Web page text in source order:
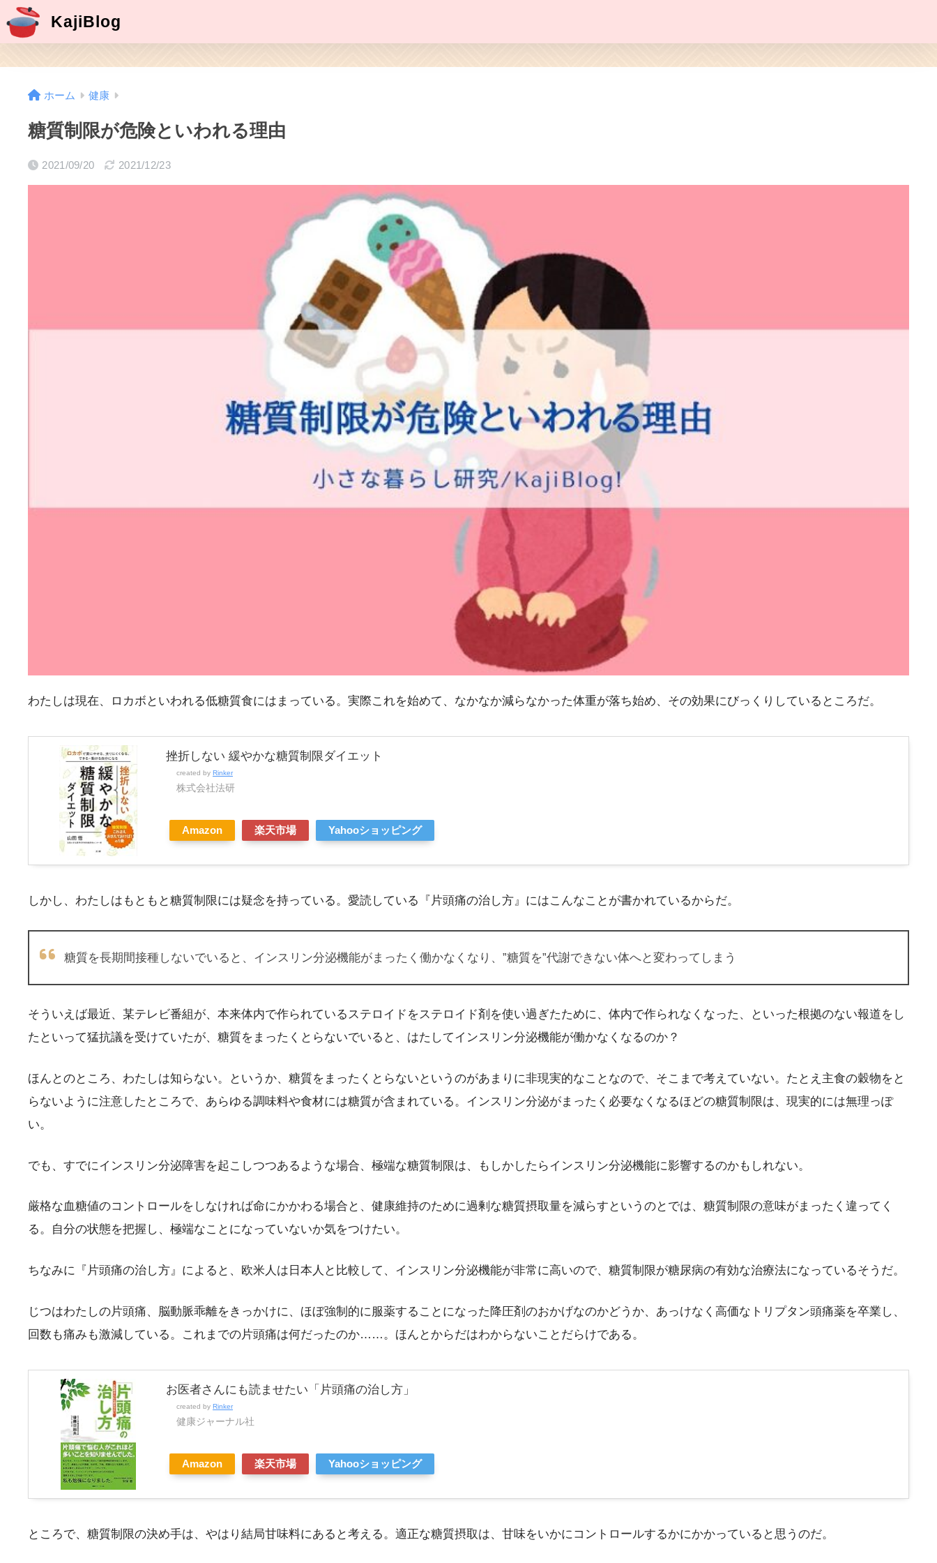
KajiBlog
ホーム 健康
糖質制限が危険といわれる理由
2021/09/20 2021/12/23
わたしは現在、ロカボといわれる低糖質食にはまっている。実際これを始めて、なかなか減らなかった体重が落ち始め、その効果にびっくりしているところだ。
挫折しない 緩やかな糖質制限ダイエット
created by Rinker
株式会社法研
Amazon 楽天市場 Yahooショッピング
しかし、わたしはもともと糖質制限には疑念を持っている。愛読している『片頭痛の治し方』にはこんなことが書かれているからだ。
糖質を長期間接種しないでいると、インスリン分泌機能がまったく働かなくなり、”糖質を”代謝できない体へと変わってしまう
そういえば最近、某テレビ番組が、本来体内で作られているステロイドをステロイド剤を使い過ぎたために、体内で作られなくなった、といった根拠のない報道をし
たといって猛抗議を受けていたが、糖質をまったくとらないでいると、はたしてインスリン分泌機能が働かなくなるのか？
ほんとのところ、わたしは知らない。というか、糖質をまったくとらないというのがあまりに非現実的なことなので、そこまで考えていない。たとえ主食の穀物をと
らないように注意したところで、あらゆる調味料や食材には糖質が含まれている。インスリン分泌がまったく必要なくなるほどの糖質制限は、現実的には無理っぽ
い。
でも、すでにインスリン分泌障害を起こしつつあるような場合、極端な糖質制限は、もしかしたらインスリン分泌機能に影響するのかもしれない。
厳格な血糖値のコントロールをしなければ命にかかわる場合と、健康維持のために過剰な糖質摂取量を減らすというのとでは、糖質制限の意味がまったく違ってく
る。自分の状態を把握し、極端なことになっていないか気をつけたい。
ちなみに『片頭痛の治し方』によると、欧米人は日本人と比較して、インスリン分泌機能が非常に高いので、糖質制限が糖尿病の有効な治療法になっているそうだ。
じつはわたしの片頭痛、脳動脈乖離をきっかけに、ほぼ強制的に服薬することになった降圧剤のおかげなのかどうか、あっけなく高価なトリプタン頭痛薬を卒業し、
回数も痛みも激減している。これまでの片頭痛は何だったのか……。ほんとからだはわからないことだらけである。
お医者さんにも読ませたい「片頭痛の治し方」
created by Rinker
健康ジャーナル社
Amazon 楽天市場 Yahooショッピング
ところで、糖質制限の決め手は、やはり結局甘味料にあると考える。適正な糖質摂取は、甘味をいかにコントロールするかにかかっていると思うのだ。